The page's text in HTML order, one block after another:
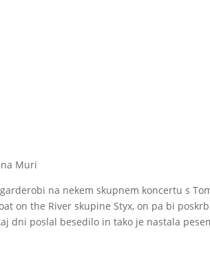
Muri
na nekem skupnem koncertu s
on the River skupine Styx, on pa bi
dni poslal besedilo in tako je nastala